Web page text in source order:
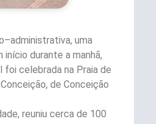
uma
durante a manhã,
foi celebrada na Praia de
de Conceição
reuniu cerca de 100